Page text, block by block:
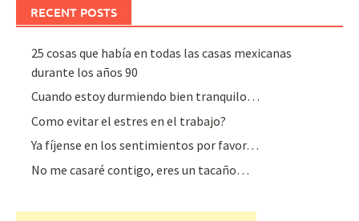
RECENT POSTS
25 cosas que había en todas las casas mexicanas
durante los años 90
Cuando estoy durmiendo bien tranquilo…
Como evitar el estres en el trabajo?
Ya fíjense en los sentimientos por favor…
No me casaré contigo, eres un tacaño…